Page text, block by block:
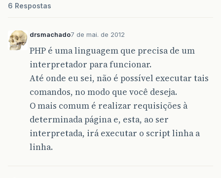
6 Respostas
drsmachado7 de mai. de 2012
PHP é uma linguagem que precisa de um
interpretador para funcionar.
Até onde eu sei, não é possível executar tais
comandos, no modo que você deseja.
O mais comum é realizar requisições à
determinada página e, esta, ao ser
interpretada, irá executar o script linha a
linha.